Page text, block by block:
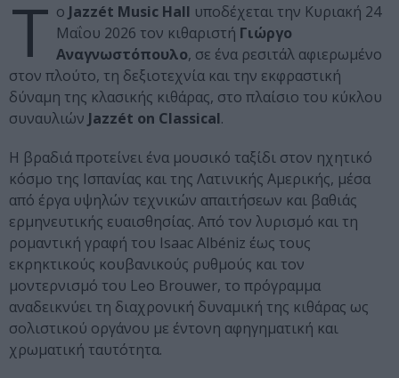
Τ ο Jazzét Music Hall υποδέχεται την Κυριακή 24
Μαΐου 2026 τον κιθαριστή Γιώργο
Αναγνωστόπουλο, σε ένα ρεσιτάλ αφιερωμένο
στον πλούτο, τη δεξιοτεχνία και την εκφραστική
δύναμη της κλασικής κιθάρας, στο πλαίσιο του κύκλου
συναυλιών Jazzét on Classical.
Η βραδιά προτείνει ένα μουσικό ταξίδι στον ηχητικό
κόσμο της Ισπανίας και της Λατινικής Αμερικής, μέσα
από έργα υψηλών τεχνικών απαιτήσεων και βαθιάς
ερμηνευτικής ευαισθησίας. Από τον λυρισμό και τη
ρομαντική γραφή του Isaac Albéniz έως τους
εκρηκτικούς κουβανικούς ρυθμούς και τον
μοντερνισμό του Leo Brouwer, το πρόγραμμα
αναδεικνύει τη διαχρονική δυναμική της κιθάρας ως
σολιστικού οργάνου με έντονη αφηγηματική και
χρωματική ταυτότητα.